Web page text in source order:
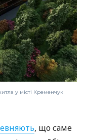
у місті Кременчук
, що саме